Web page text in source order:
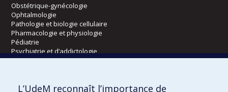
Obstétrique-gynécologie
Ophtalmologie
Pathologie et biologie cellulaire
Pharmacologie et physiologie
Pédiatrie
Psychiatrie et d’addictologie
Radiologie, radio-oncologie et médecine nucléaire
L’UdeM reconnaît l’importance de